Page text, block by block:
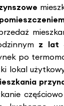
z lat
po
lokal